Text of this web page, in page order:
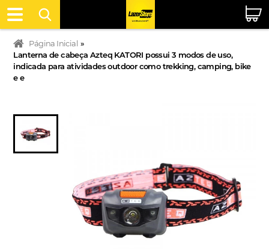
Página Inicial »
Lanterna de cabeça Azteq KATORI possui 3 modos de uso,
indicada para atividades outdoor como trekking, camping, bike
e e